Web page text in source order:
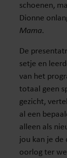
schoenen,
Dionne
Mama.
De
setje en
van het
totaal geen
gezicht,
al een
alleen als
jou kan je de
oorlog ter